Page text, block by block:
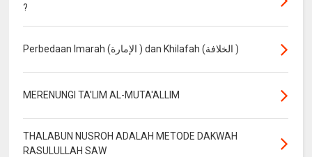
?
Perbedaan Imarah (الإمارة ) dan Khilafah (الخلافة )
MERENUNGI TA'LIM AL-MUTA'ALLIM
THALABUN NUSROH ADALAH METODE DAKWAH
RASULULLAH SAW